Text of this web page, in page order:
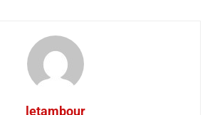
letambour